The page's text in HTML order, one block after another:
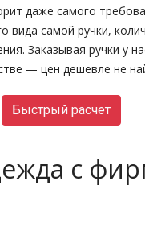
даже самого
вида самой ручки,
Заказывая ручки у
— цен дешевле не
Быстрый расчет
с